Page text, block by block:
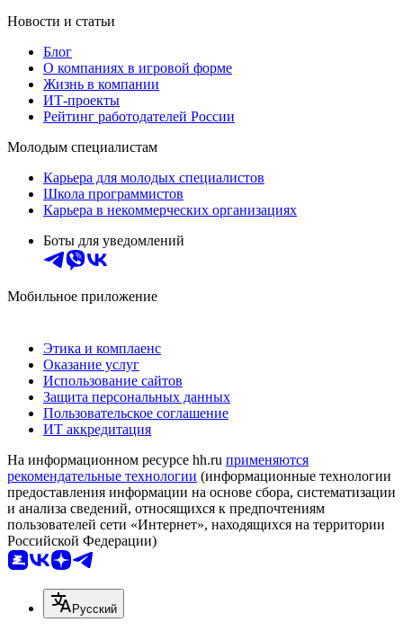
Новости и статьи
Блог
О компаниях в игровой форме
Жизнь в компании
ИТ-проекты
Рейтинг работодателей России
Молодым специалистам
Карьера для молодых специалистов
Школа программистов
Карьера в некоммерческих организациях
Боты для уведомлений
Мобильное приложение
Этика и комплаенс
Оказание услуг
Использование сайтов
Защита персональных данных
Пользовательское соглашение
ИТ аккредитация
На информационном ресурсе hh.ru применяются
рекомендательные технологии (информационные технологии
предоставления информации на основе сбора, систематизации
и анализа сведений, относящихся к предпочтениям
пользователей сети «Интернет», находящихся на территории
Российской Федерации)
Русский